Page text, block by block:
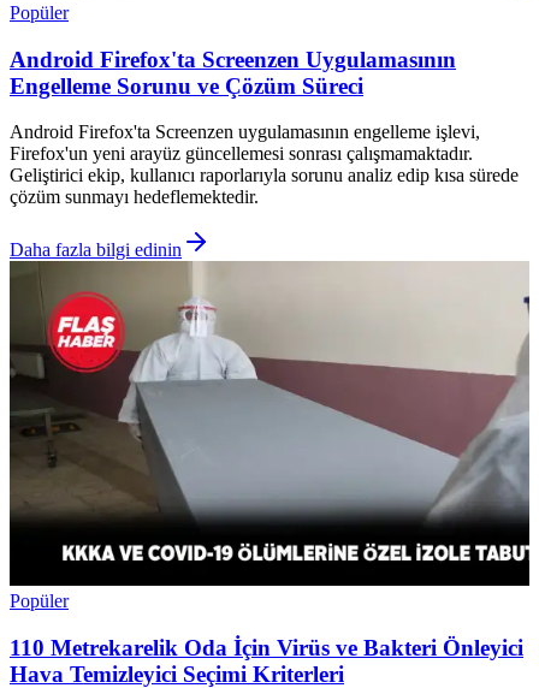
Popüler
Android Firefox'ta Screenzen Uygulamasının
Engelleme Sorunu ve Çözüm Süreci
Android Firefox'ta Screenzen uygulamasının engelleme işlevi,
Firefox'un yeni arayüz güncellemesi sonrası çalışmamaktadır.
Geliştirici ekip, kullanıcı raporlarıyla sorunu analiz edip kısa sürede
çözüm sunmayı hedeflemektedir.
Daha fazla bilgi edinin
Popüler
110 Metrekarelik Oda İçin Virüs ve Bakteri Önleyici
Hava Temizleyici Seçimi Kriterleri